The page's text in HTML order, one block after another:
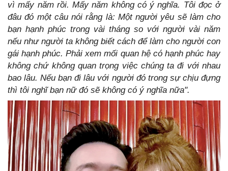
vì mấy năm rồi. Mấy năm không có ý nghĩa. Tôi đọc ở
đâu đó một câu nói rằng là: Một người yêu sẽ làm cho
bạn hạnh phúc trong vài tháng so với người vài năm
nếu như người ta không biết cách để làm cho người con
gái hạnh phúc. Phải xem mối quan hệ có hạnh phúc hay
không chứ không quan trọng việc chúng ta đi với nhau
bao lâu. Nếu bạn đi lâu với người đó trong sự chịu đựng
thì tôi nghĩ bạn nữ đó sẽ không có ý nghĩa nữa".